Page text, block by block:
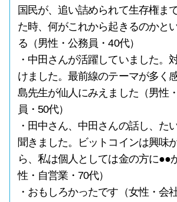
国民が、追い詰められて生存権ま
た時、何がこれから起きるのかと
る（男性・公務員・40代）
・中田さんが活躍していました。
けました。最前線のテーマが多く
島先生が仙人にみえました（男性
員・50代）
・田中さん、中田さんの話し、た
聞きました。ビットコインは興味
ら、私は個人としては金の方に●●
性・自営業・70代）
・おもしろかったです（女性・会